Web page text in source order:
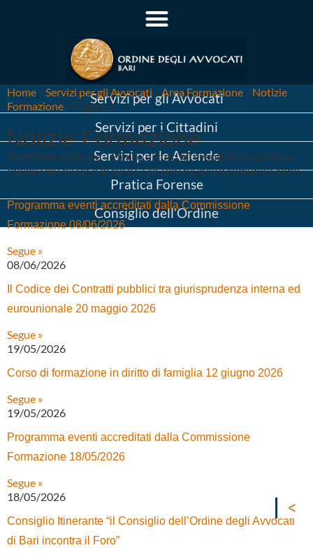
Servizi per gli Avvocati
Servizi per i Cittadini
Servizi per le Aziende
Pratica Forense
Consiglio dell’Ordine
Home » Servizi per gli Avvocati » Area Formazione » Notizie
Formazione » Pagina 2
Notizie Formazione
Notizie Formazione – Elenco di tutti gli eventi di Formazione
organizzati da terzi di cui il COA Bari ha avuto comunicazione.
Programma eventi accreditati dalla Commissione
Formazione 08/06/2026
Segue »
08/06/2026
Il Codice dei Contratti pubblici tra giurisprudenza interna ed
eurounionale 20 maggio 2026
Segue »
19/05/2026
Corso di formazione in diritto di famiglia 12 giugno 2026
Segue »
19/05/2026
Programma eventi accreditati dalla Commissione
Formazione 18/05/2026
Segue »
18/05/2026
Consiglio Itinerante “il Consiglio dell’Ordine degli Avvocati
di Bari incontra il Foro”